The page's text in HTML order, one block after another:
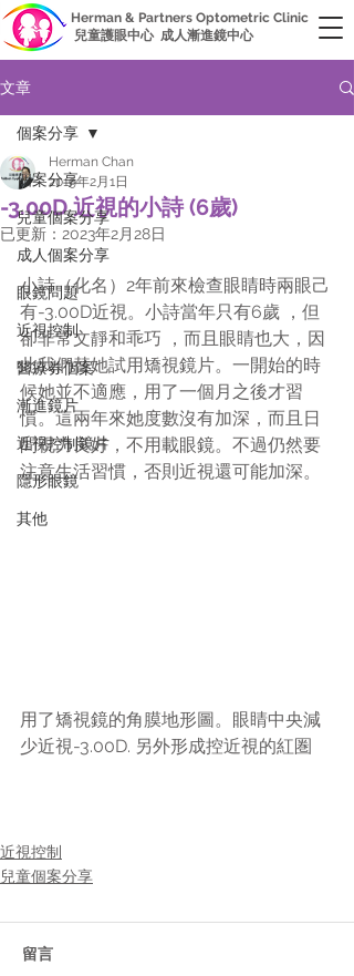
Herman & Partners Optometric Clinic
兒童護眼中心 成人漸進鏡中心
文章
個案分享
兒童個案分享
成人個案分享
眼鏡問題
近視控制
醫療券個案
漸進鏡片
近視控制鏡片
隱形眼鏡
其他
個案分享
-3.00D 近視的小詩 (6歲)
Herman Chan
2019年2月1日
已更新： 2023年2月28日
小詩（化名）2年前來檢查眼睛時兩眼己
有-3.00D近視。小詩當年只有6歲 ，但
卻非常文靜和乖巧 ，而且眼睛也大，因
此我們替她試用矯視鏡片。一開始的時
候她並不適應，用了一個月之後才習
慣。這兩年來她度數沒有加深，而且日
間視力良好，不用載眼鏡。不過仍然要
注意生活習慣，否則近視還可能加深。
用了矯視鏡的角膜地形圖。眼睛中央減
少近視-3.00D. 另外形成控近視的紅圏
近視控制
兒童個案分享
留言